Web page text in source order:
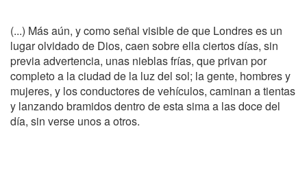
(...) Más aún, y como señal visible de que Londres es un
lugar olvidado de Dios, caen sobre ella ciertos días, sin
previa advertencia, unas nieblas frías, que privan por
completo a la ciudad de la luz del sol; la gente, hombres y
mujeres, y los conductores de vehículos, caminan a tientas
y lanzando bramidos dentro de esta sima a las doce del
día, sin verse unos a otros.